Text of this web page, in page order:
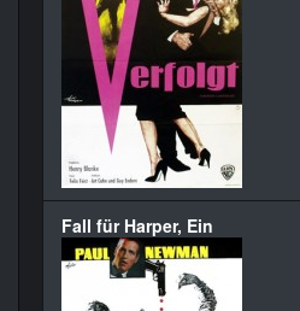
Fall für Harper, Ein